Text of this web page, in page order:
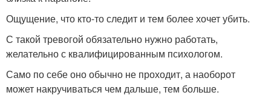
Ощущение, что кто-то следит и тем более хочет убить.
С такой тревогой обязательно нужно работать,
желательно с квалифицированным психологом.
Само по себе оно обычно не проходит, а наоборот
может накручиваться чем дальше, тем больше.